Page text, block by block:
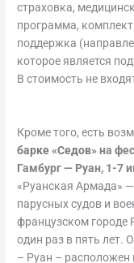
страховка,
программа,
поддержка
которое является
В стоимость не
Кроме того, есть
барке «Седов» на
Гамбург — Руан, 1-7
«Руанская Армада»
парусных судов и
французском городе
один раз в пять лет.
– Руан – расположен